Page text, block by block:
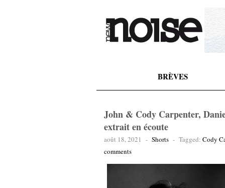
BRÈVES
John & Cody Carpenter,
extrait en écoute
août 18, 2021 - Shorts - Tagged: Cody
comments